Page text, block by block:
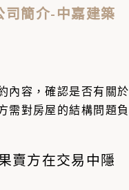
簡介-中嘉建築
內容，確認是否有關於
需對房屋的結構問題負
賣方在交易中隱